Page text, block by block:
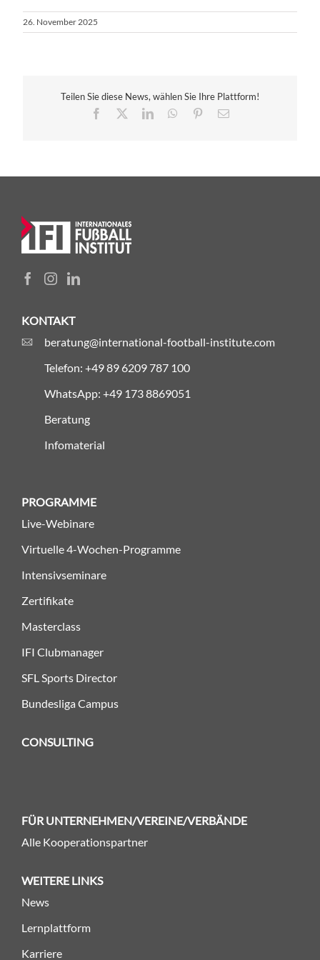
26. November 2025
Teilen Sie diese News, wählen Sie Ihre Plattform!
Facebook
LinkedInWhatsApp
Pinterest
E-
KONTAKT
beratung@international-football-institute.com
Telefon: +49 89 6209 787 100
WhatsApp: +49 173 8869051
Beratung
Infomaterial
PROGRAMME
Live-Webinare
Virtuelle 4-Wochen-Programme
Intensivseminare
Zertifikate
Masterclass
IFI Clubmanager
SFL Sports Director
Bundesliga Campus
CONSULTING
FÜR UNTERNEHMEN/VEREINE/VERBÄNDE
Alle Kooperationspartner
WEITERE LINKS
News
Lernplattform
Karriere